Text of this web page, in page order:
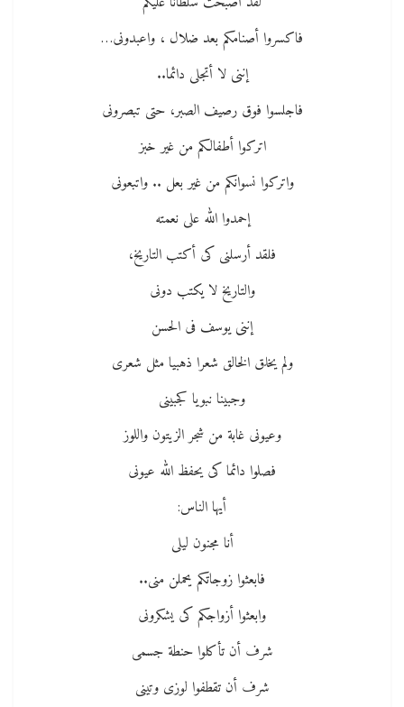
فاكسروا أصنامكم بعد ضلال ، واعبدونى…
إننى لا أتجلى دائما..
فاجلسوا فوق رصيف الصبر، حتى تبصرونى
اتركوا أطفالكم من غير خبز
واتركوا نسوانكم من غير بعل .. واتبعونى
إحمدوا الله على نعمته
فلقد أرسلنى كى أكتب التاريخ،
والتاريخ لا يكتب دونى
إننى يوسف فى الحسن
ولم يخلق الخالق شعرا ذهبيا مثل شعرى
وجبينا نبويا كجبينى
وعيونى غابة من شجر الزيتون واللوز
فصلوا دائما كى يحفظ الله عيونى
أيها الناس:
أنا مجنون ليلى
فابعثوا زوجاتكم يحملن منى..
وابعثوا أزواجكم كى يشكرونى
شرف أن تأكلوا حنطة جسمى
شرف أن تقطفوا لوزى وتينى